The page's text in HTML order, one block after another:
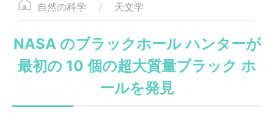
自然の科学 天文学
NASA のブラックホール ハンターが
最初の 10 個の超大質量ブラック ホ
ールを発見